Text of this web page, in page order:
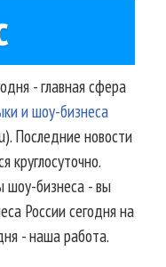
- главная сфера
и шоу-бизнеса
Последние новости
круглосуточно.
шоу-бизнеса - вы
России сегодня на
- наша работа.